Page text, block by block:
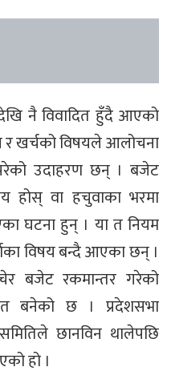
नै विवादित हुँदै आएको
र खर्चको विषयले आलोचना
उदाहरण छन् । बजेट
होस् वा हचुवाका भरमा
घटना हुन् । या त नियम
विषय बन्दै आएका छन् ।
बजेट रकमान्तर गरेको
बनेको छ । प्रदेशसभा
छानविन थालेपछि
हो ।